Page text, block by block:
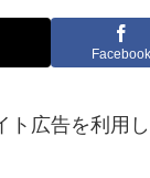
Facebook
ト広告を利用